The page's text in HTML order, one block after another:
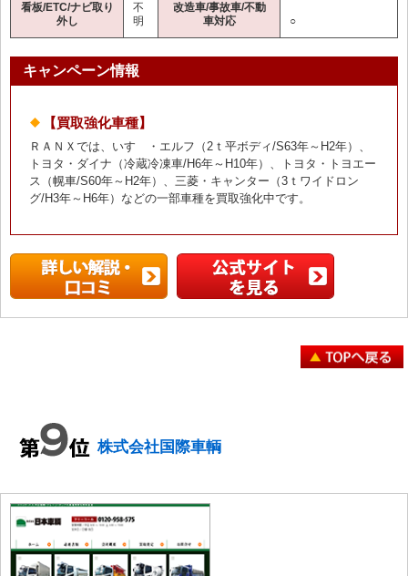
看板/ETC/ナビ取り
外し
不
明
改造車/事故車/不動
車対応
○
キャンペーン情報
【買取強化車種】
ＲＡＮＸでは、いすゞ・エルフ（2ｔ平ボディ/S63年～H2年）、
トヨタ・ダイナ（冷蔵冷凍車/H6年～H10年）、トヨタ・トヨエー
ス（幌車/S60年～H2年）、三菱・キャンター（3ｔワイドロン
グ/H3年～H6年）などの一部車種を買取強化中です。
株式会社国際車輌